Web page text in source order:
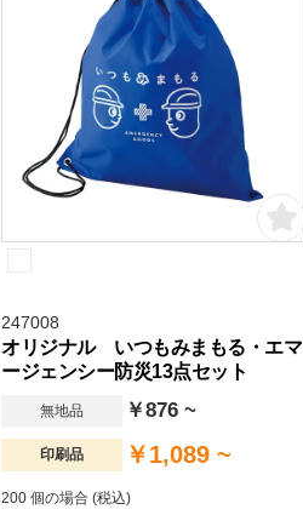
247008
オリジナル いつもみまもる・エマ
ージェンシー防災13点セット
無地品 ￥876 ~
印刷品 ￥1,089 ~
200 個の場合 (税込)